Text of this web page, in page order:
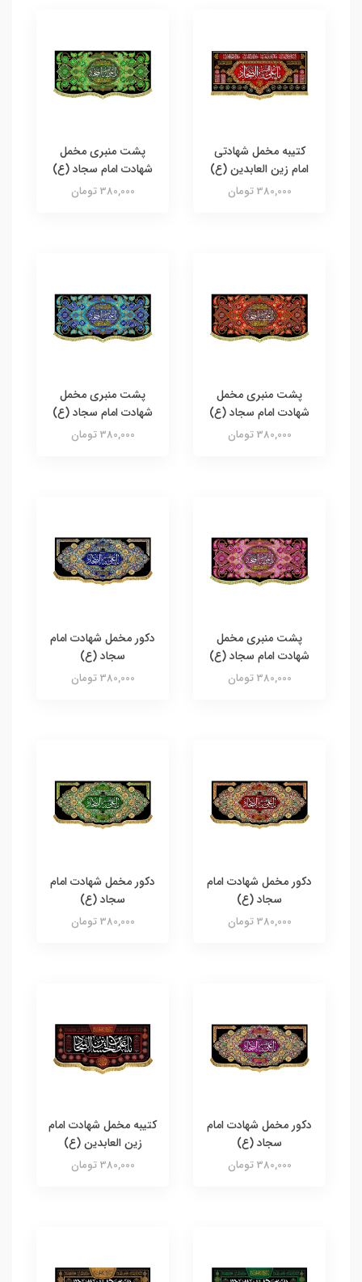
کتیبه مخمل شهادتی
امام زین العابدین (ع)
380,000 تومان
پشت منبری مخمل
شهادت امام سجاد (ع)
380,000 تومان
پشت منبری مخمل
شهادت امام سجاد (ع)
380,000 تومان
پشت منبری مخمل
شهادت امام سجاد (ع)
380,000 تومان
پشت منبری مخمل
شهادت امام سجاد (ع)
380,000 تومان
دکور مخمل شهادت امام
سجاد (ع)
380,000 تومان
دکور مخمل شهادت امام
سجاد (ع)
380,000 تومان
دکور مخمل شهادت امام
سجاد (ع)
380,000 تومان
دکور مخمل شهادت امام
سجاد (ع)
380,000 تومان
کتیبه مخمل شهادت امام
زین العابدین (ع)
380,000 تومان